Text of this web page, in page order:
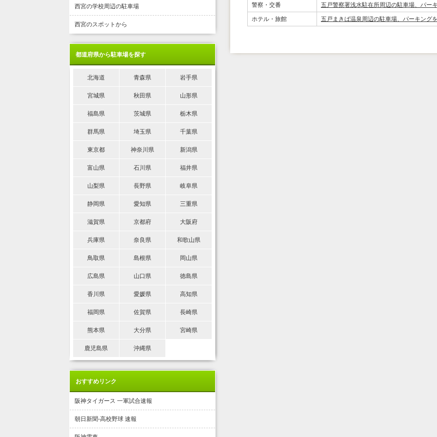
警察・交番 五戸警察署浅水駐在所周辺の駐車場、パー
ホテル・旅館 五戸まきば温泉周辺の駐車場、パーキング
西宮の学校周辺の駐車場
西宮のスポットから
都道府県から駐車場を探す
北海道 青森県 岩手県
宮城県 秋田県 山形県
福島県 茨城県 栃木県
群馬県 埼玉県 千葉県
東京都 神奈川県 新潟県
富山県 石川県 福井県
山梨県 長野県 岐阜県
静岡県 愛知県 三重県
滋賀県 京都府 大阪府
兵庫県 奈良県 和歌山県
鳥取県 島根県 岡山県
広島県 山口県 徳島県
香川県 愛媛県 高知県
福岡県 佐賀県 長崎県
熊本県 大分県 宮崎県
鹿児島県 沖縄県
おすすめリンク
阪神タイガース 一軍試合速報
朝日新聞-高校野球 速報